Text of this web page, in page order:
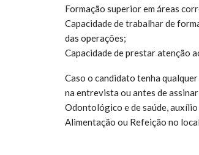
Formação superior em áreas
Capacidade de trabalhar de
das operações;
Capacidade de prestar atenção
Caso o candidato tenha
na entrevista ou antes de
Odontológico e de saúde,
Alimentação ou Refeição no